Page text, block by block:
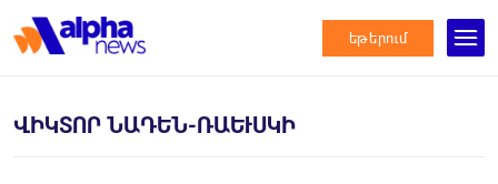
եթերում
ՎԻԿՏՈՐ ՆԱԴԵՆ-ՌԱԵՒՍԿԻ